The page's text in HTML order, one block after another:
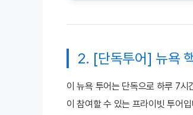
2. [단독투어] 뉴욕
이 뉴욕 투어는 단독으로 하루 7
이 참여할 수 있는 프라이빗 투어